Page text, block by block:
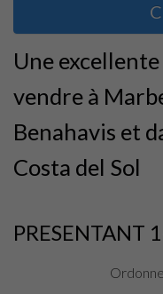
Une
vendre à
Benahavis et
Costa del Sol
PRESENTANT